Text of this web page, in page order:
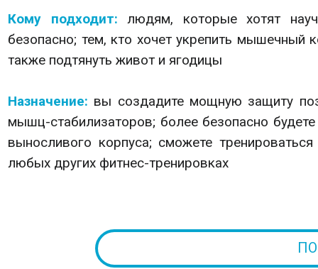
Кому подходит: людям, которые хотят
безопасно; тем, кто хочет укрепить
также подтянуть живот и ягодицы
Назначение: вы создадите мощную защиту
мышц-стабилизаторов; более безопасно
выносливого корпуса; сможете
любых других фитнес-тренировках